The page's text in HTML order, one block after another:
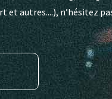
et autres....), n’hésitez